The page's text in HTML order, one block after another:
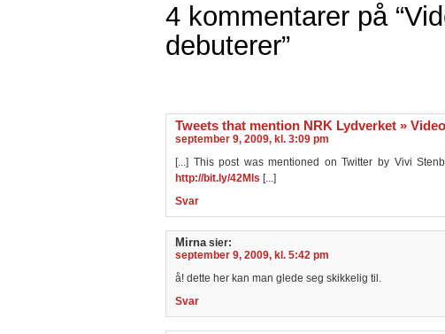
4 kommentarer på
debuterer”
Tweets that mention NRK Lydverket »
september 9, 2009, kl. 3:09 pm
[...] This post was mentioned on Twitter by Vivi
http://bit.ly/42Mls [...]
Svar
Mirna sier:
september 9, 2009, kl. 5:42 pm
å! dette her kan man glede seg skikkelig til.
Svar